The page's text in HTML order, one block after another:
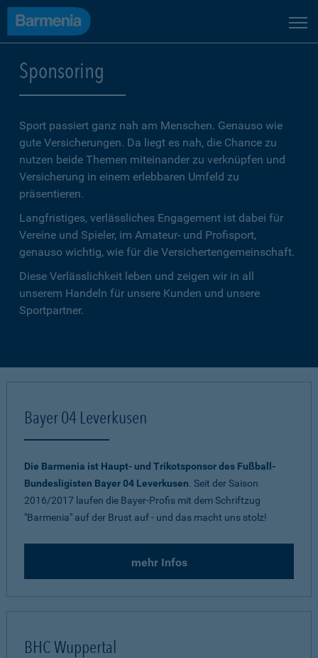
Sponsoring
Sport passiert ganz nah am Menschen. Genauso wie
gute Versicherungen. Da liegt es nah, die Chance zu
nutzen beide Themen miteinander zu verknüpfen und
Versicherung in einem erlebbaren Umfeld zu
präsentieren.
Langfristiges, verlässliches Engagement ist dabei für
Vereine und Spieler, im Amateur- und Profisport,
genauso wichtig, wie für die Versichertengemeinschaft.
Diese Verlässlichkeit leben und zeigen wir in all
unserem Handeln für unsere Kunden und unsere
Sportpartner.
Bayer 04 Leverkusen
Die Barmenia ist Haupt- und Trikotsponsor des Fußball-
Bundesligisten Bayer 04 Leverkusen. Seit der Saison
2016/2017 laufen die Bayer-Profis mit dem Schriftzug
"Barmenia" auf der Brust auf - und das macht uns stolz!
mehr Infos
BHC Wuppertal